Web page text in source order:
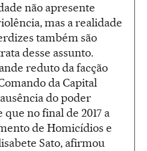
não apresente
mas a realidade
também são
desse assunto.
reduto da facção
da Capital
do poder
no final de 2017 a
de Homicídios e
Sato, afirmou